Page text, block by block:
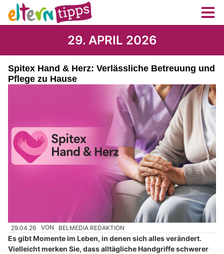
29. APRIL 2026
Spitex Hand & Herz: Verlässliche Betreuung und
Pflege zu Hause
29.04.26 VON BELMEDIA REDAKTION
Es gibt Momente im Leben, in denen sich alles verändert.
Vielleicht merken Sie, dass alltägliche Handgriffe schwerer